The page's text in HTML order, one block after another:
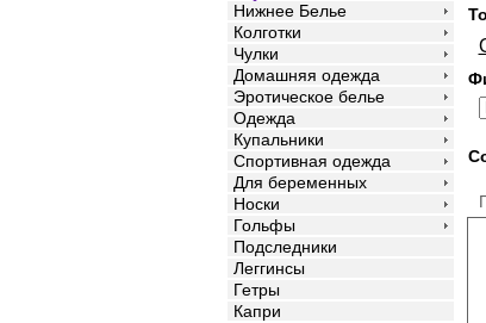
Нижнее Белье
Колготки
Чулки
Домашняя одежда
Эротическое белье
Одежда
Купальники
Спортивная одежда
Для беременных
Носки
Гольфы
Подследники
Леггинсы
Гетры
Капри